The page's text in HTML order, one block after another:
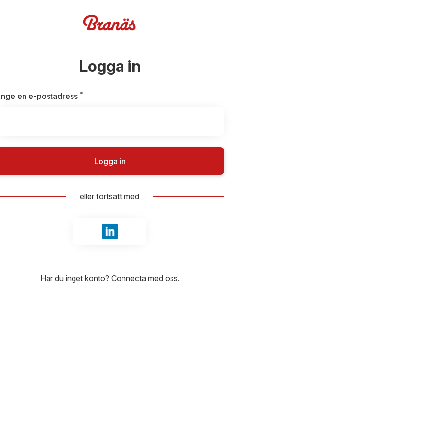
Logga in
en e-postadress *
Logga in
eller fortsätt med
Logga in med LinkedIn
Har du inget konto? Connecta med oss.